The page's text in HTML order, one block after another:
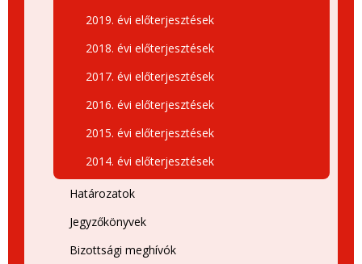
2019. évi előterjesztések
2018. évi előterjesztések
2017. évi előterjesztések
2016. évi előterjesztések
2015. évi előterjesztések
2014. évi előterjesztések
Határozatok
Jegyzőkönyvek
Bizottsági meghívók